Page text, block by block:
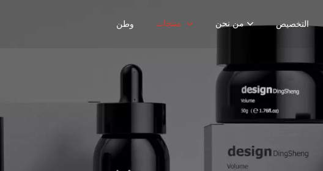
وطن من نحن التخصيص